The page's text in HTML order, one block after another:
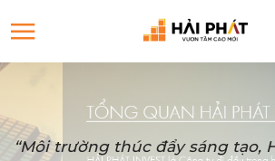
“Môi trường thúc đẩy sáng tạo,